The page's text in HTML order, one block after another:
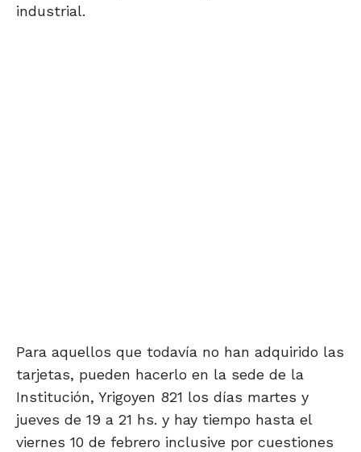
industrial.
Para aquellos que todavía no han adquirido las
tarjetas, pueden hacerlo en la sede de la
Institución, Yrigoyen 821 los días martes y
jueves de 19 a 21 hs. y hay tiempo hasta el
viernes 10 de febrero inclusive por cuestiones